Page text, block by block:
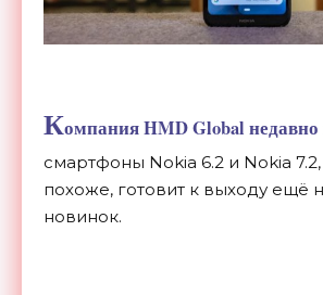
Компания HMD Global недавно
смартфоны Nokia 6.2 и Nokia
похоже, готовит к выходу ещё
новинок.